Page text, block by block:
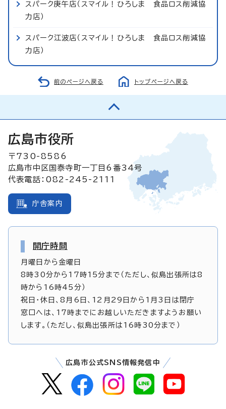
スパーク庚午店（スマイル！ひろしま 食品ロス削減協
力店）
スパーク江波店（スマイル！ひろしま 食品ロス削減協
力店）
前のページへ戻る トップページへ戻る
広島市役所
〒730-8586
広島市中区国泰寺町一丁目6番34号
代表電話：082-245-2111
庁舎案内
開庁時間
月曜日から金曜日
8時30分から17時15分まで（ただし、似島出張所は8
時から16時45分）
祝日・休日、8月6日、12月29日から1月3日は閉庁
窓口へは、17時までにお越しいただきますようお願い
します。（ただし、似島出張所は16時30分まで）
広島市公式SNS情報発信中